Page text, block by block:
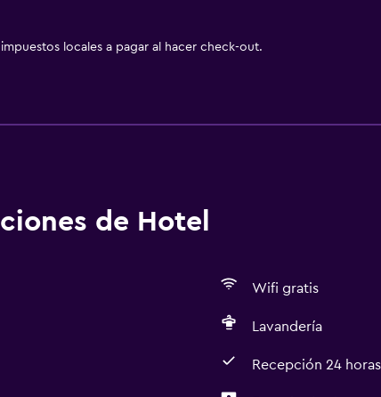
locales a pagar al hacer check-out.
de Hotel
Wifi gratis
Lavandería
Recepción 24 horas